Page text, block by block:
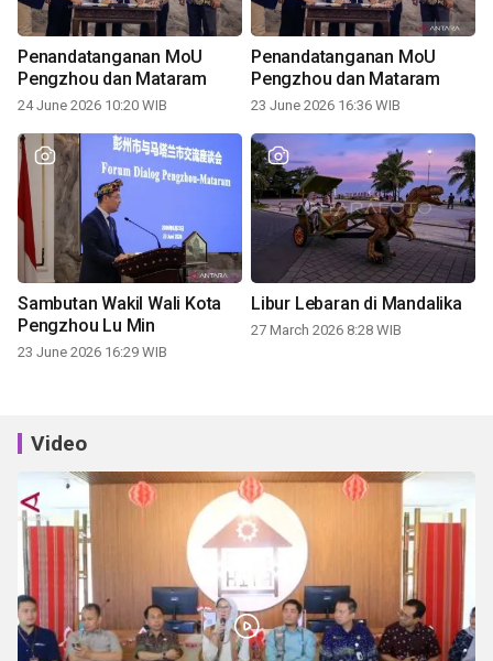
Penandatanganan MoU
Pengzhou dan Mataram
24 June 2026 10:20 WIB
Penandatanganan MoU
Pengzhou dan Mataram
23 June 2026 16:36 WIB
Sambutan Wakil Wali Kota
Pengzhou Lu Min
23 June 2026 16:29 WIB
Libur Lebaran di Mandalika
27 March 2026 8:28 WIB
Video